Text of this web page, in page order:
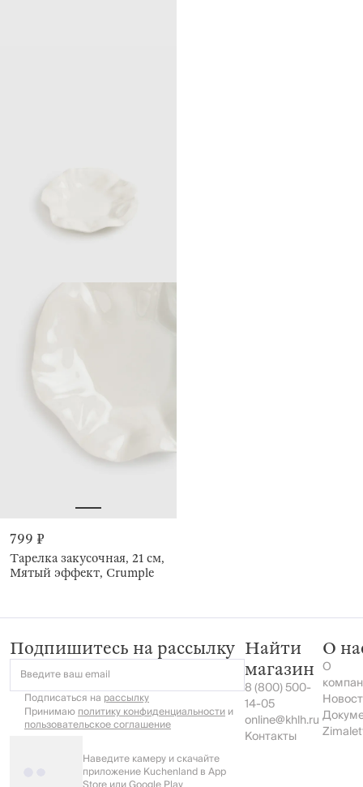
799 ₽
Тарелка закусочная, 21 см,
Мятый эффект, Crumple
Подпишитесь на рассылку
Введите ваш email
Подписаться на рассылку
Принимаюполитику конфиденциальностии
пользовательское соглашение
Наведите камеру и скачайте
приложение Kuchenland в App
Найти
магазин
8 (800) 500-
14-05
online@khlh.ru
Контакты
О
О